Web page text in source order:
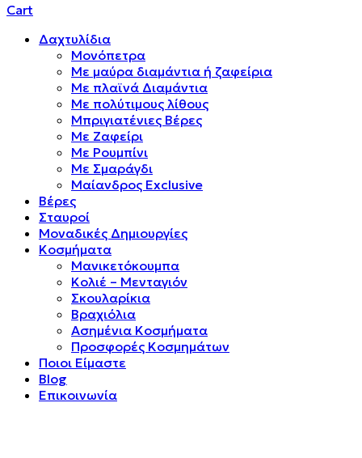
Cart
Δαχτυλίδια
Μονόπετρα
Mε μαύρα διαμάντια ή ζαφείρια
Mε πλαϊνά Διαμάντια
Mε πολύτιμους λίθους
Μπριγιατένιες Βέρες
Με Ζαφείρι
Με Ρουμπίνι
Με Σμαράγδι
Μαίανδρος Exclusive
Βέρες
Σταυροί
Μοναδικές Δημιουργίες
Κοσμήματα
Μανικετόκουμπα
Κολιέ – Μενταγιόν
Σκουλαρίκια
Βραχιόλια
Ασημένια Κοσμήματα
Προσφορές Κοσμημάτων
Ποιοι Είμαστε
Blog
Επικοινωνία